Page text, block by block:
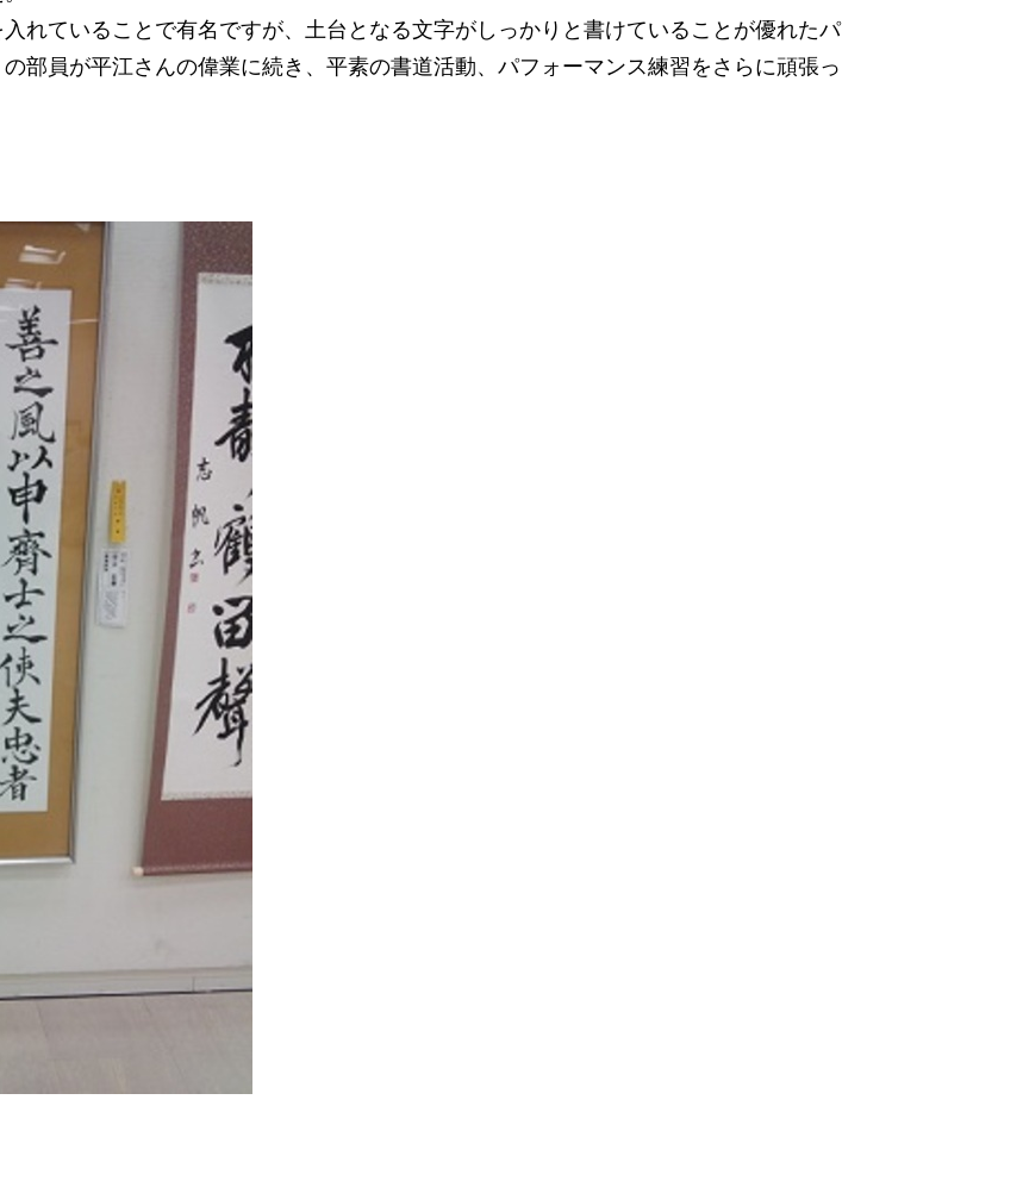
れていることで有名ですが、土台となる文字がしっかりと書けていることが優れたパ
部員が平江さんの偉業に続き、平素の書道活動、パフォーマンス練習をさらに頑張っ